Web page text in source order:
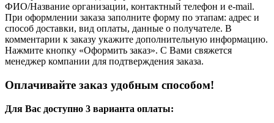
ФИО/Название организации, контактный телефон и e-mail.
При оформлении заказа заполните форму по этапам: адрес и
способ доставки, вид оплаты, данные о получателе. В
комментарии к заказу укажите дополнительную информацию.
Нажмите кнопку «Оформить заказ». С Вами свяжется
менеджер компании для подтверждения заказа.
Оплачивайте заказ удобным способом!
Для Вас доступно 3 варианта оплаты: